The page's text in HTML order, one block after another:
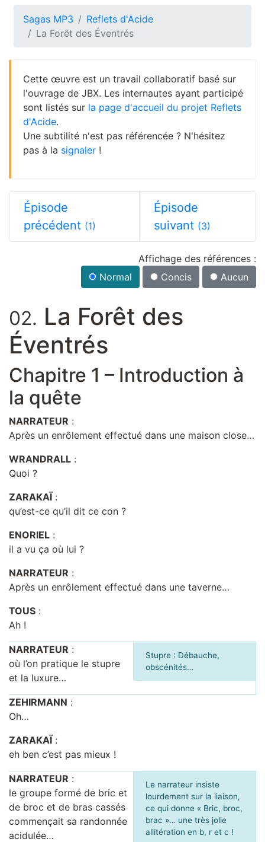
Sagas MP3
Reflets d'Acide
La Forêt des Éventrés
Cette œuvre est un travail collaboratif basé sur
l'ouvrage de JBX. Les internautes ayant participé
sont listés sur la page d'accueil du projet Reflets
d'Acide.
Une subtilité n'est pas référencée ? N'hésitez
pas à la signaler !
Épisode
précédent (1)
Épisode
suivant (3)
Affichage des références :
Normal
Concis Aucun
02. La Forêt des
Éventrés
Chapitre 1 – Introduction à
la quête
NARRATEUR :
Après un enrôlement effectué dans une maison close…
WRANDRALL :
Quoi ?
ZARAKAÏ :
qu’est-ce qu’il dit ce con ?
ENORIEL :
il a vu ça où lui ?
NARRATEUR :
Après un enrôlement effectué dans une taverne…
TOUS :
Ah !
Stupre : Débauche,
obscénités…
NARRATEUR :
où l’on pratique le stupre
et la luxure…
ZEHIRMANN :
Oh…
ZARAKAÏ :
eh ben c’est pas mieux !
Le narrateur insiste
lourdement sur la liaison,
ce qui donne « Bric, broc,
brac »… une très jolie
allitération en b, r et c !
NARRATEUR :
le groupe formé de bric et
de broc et de bras cassés
commençait sa randonnée
acidulée…